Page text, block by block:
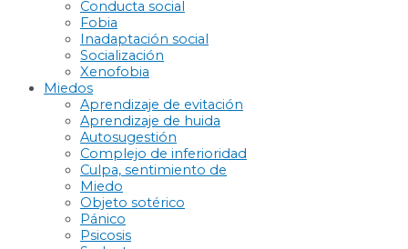
Conducta social
Fobia
Inadaptación social
Socialización
Xenofobia
Miedos
Aprendizaje de evitación
Aprendizaje de huida
Autosugestión
Complejo de inferioridad
Culpa, sentimiento de
Miedo
Objeto sotérico
Pánico
Psicosis